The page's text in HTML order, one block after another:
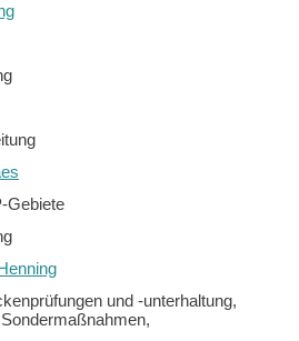
Gebiete
und -unterhaltung,